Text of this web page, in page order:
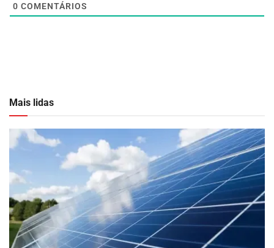
0 COMENTÁRIOS
Mais lidas